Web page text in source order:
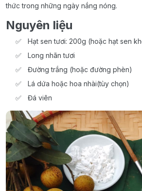
thức trong những ngày nắng nóng.
Nguyên liệu
Hạt sen tươi: 200g (hoặc hạt sen
Long nhãn tươi
Đường trắng (hoặc đường phèn)
Lá dứa hoặc hoa nhài(tùy chọn)
Đá viên